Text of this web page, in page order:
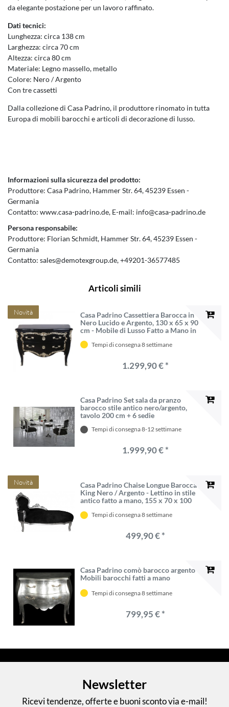
da elegante postazione per un lavoro raffinato.
Dati tecnici:
Lunghezza: circa 138 cm
Larghezza: circa 70 cm
Altezza: circa 80 cm
Materiale: Legno massello, metallo
Colore: Nero / Argento
Con tre cassetti
Dalla collezione di Casa Padrino, il produttore rinomato in tutta
Europa di mobili barocchi e articoli di decorazione di lusso.
Informazioni sulla sicurezza del prodotto:
Produttore: Casa Padrino Hammer Str.64 45239 Essen
Germania
Contatto: www.casa-padrino.de E-mail: info@casa-padrino.de
Persona responsabile:
Produttore: Florian Schmidt Hammer Str.64 45239 Essen
Germania
Contatto: sales@demotexgroup.de +49201-36577485
Articoli simili
Novità
Casa Padrino Cassettiera Barocca in
Nero Lucido e Argento, 130 x 65 x 90
cm - Mobile di Lusso Fatto a Mano in
Tempi di consegna 8 settimane
1.299,90 € *
Casa Padrino Set sala da pranzo
barocco stile antico nero/argento,
tavolo 200 cm + 6 sedie
Tempi di consegna 8-12 settimane
1.999,90 € *
Novità
Casa Padrino Chaise Longue Barocca
King Nero / Argento - Lettino in stile
antico fatto a mano, 155 x 70 x 100
Tempi di consegna 8 settimane
499,90 € *
Casa Padrino comò barocco argento -
Mobili barocchi fatti a mano
Tempi di consegna 8 settimane
799,95 € *
Newsletter
Ricevi tendenze, offerte e buoni sconto via e-mail!